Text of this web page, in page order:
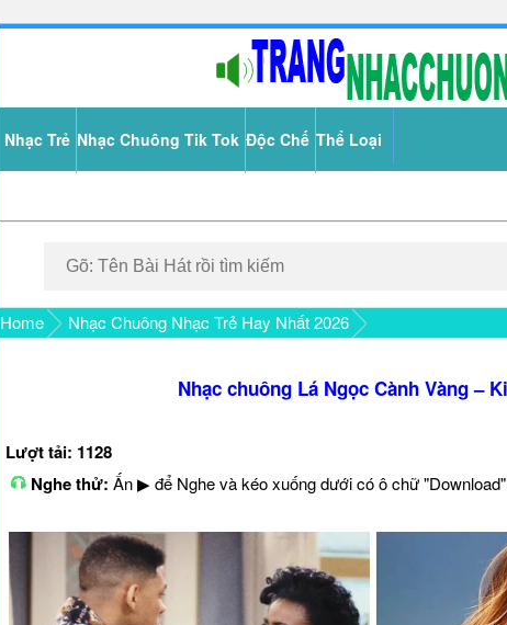
Nhạc Trẻ Nhạc Chuông Tik Tok Độc Chế Thể Loại
Home Nhạc Chuông Nhạc Trẻ Hay Nhất 2026
Nhạc chuông Lá Ngọc Cành Vàng –
Lượt tải: 1128
Nghe thử: Ấn ▶ để Nghe và kéo xuống dưới có ô chữ